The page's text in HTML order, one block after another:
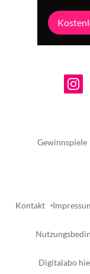
Gewinnspiele
Kontakt
Digitalabo